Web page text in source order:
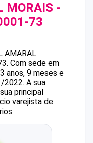
MORAIS -
73
AMARAL
. Com sede em
anos, 9 meses e
2022. A sua
principal
varejista de